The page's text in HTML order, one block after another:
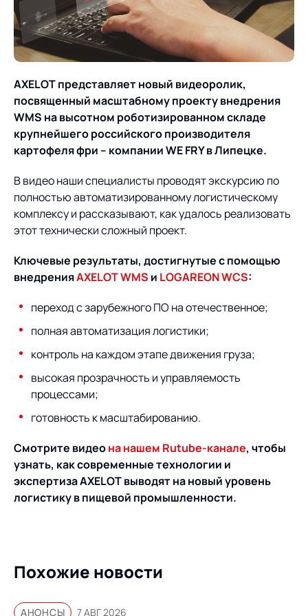
О компании
ИТ-аккредитация
Карьера
Партнеры
Импортозамещение
Продукты
поставок
Управление складами
Управление перевозками
Интегрированное
планирование
контейнерным
терминалом
поставок
Управление двором
Логистический
Роботизация
Оборудование для склада
Логистический
консалтинг
Автоматизация
процессов
Техническое оснащение
Постпроектное
Нетворкинг и обмен
опытом вместе с AXELOT
Облачные сервисы
Формирование центров
компетенций
Пресс-центр
Новости
Мероприятия
СМИ о нас
Архив мероприятий
Проекты
Проекты
Контакты
Контакты
Академия
Предложение для
учебных заведений
База знаний
База знаний
AXELOT представляет новый видеоролик,
посвященный масштабному проекту внедрения
WMS на высотном роботизированном складе
крупнейшего российского производителя
картофеля фри – компании WE FRY в Липецке.
В видео наши специалисты проводят экскурсию по
полностью автоматизированному логистическому
комплексу и рассказывают, как удалось реализовать
этот технически сложный проект.
Ключевые результаты, достигнутые с помощью
внедренияAXELOTWMS и LOGAREONWCS:
переход с зарубежного ПО на отечественное;
полная автоматизация логистики;
контроль на каждом этапе движения груза;
высокая прозрачность и управляемость
процессами;
готовность к масштабированию.
Смотрите видеона нашем Rutube-канале, чтобы
узнать, как современные технологии и
экспертизаAXELOTвыводят на новый уровень
логистику в пищевой промышленности.
Похожие новости
АНОНСЫ 7 АВГ 2026